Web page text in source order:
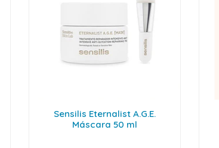
Sensilis Eternalist A.G.E.
Máscara 50 ml